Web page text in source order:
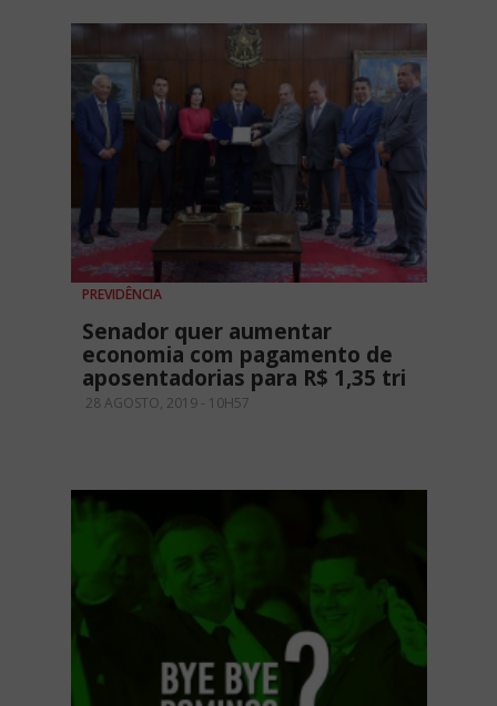
PREVIDÊNCIA
Senador quer aumentar
economia com pagamento de
aposentadorias para R$ 1,35 tri
28 AGOSTO, 2019 - 10H57